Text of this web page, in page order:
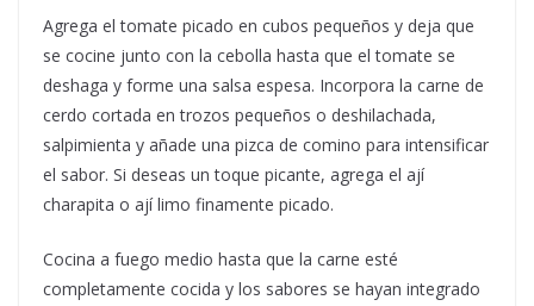
Agrega el tomate picado en cubos pequeños y deja que
se cocine junto con la cebolla hasta que el tomate se
deshaga y forme una salsa espesa. Incorpora la carne de
cerdo cortada en trozos pequeños o deshilachada,
salpimienta y añade una pizca de comino para intensificar
el sabor. Si deseas un toque picante, agrega el ají
charapita o ají limo finamente picado.
Cocina a fuego medio hasta que la carne esté
completamente cocida y los sabores se hayan integrado